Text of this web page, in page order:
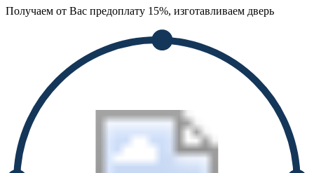
Получаем от Вас предоплату 15%, изготавливаем дверь